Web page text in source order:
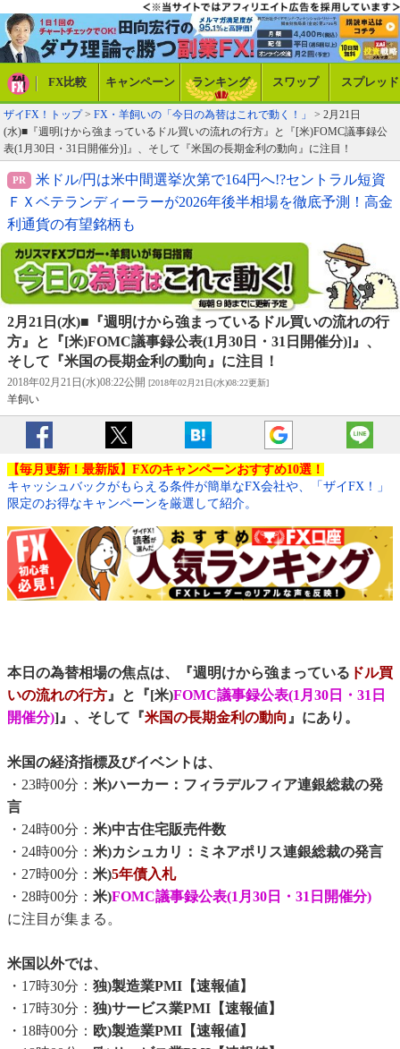
FX比較 キャンペーン ランキング スワップ スプレッド
ザイFX！トップ> FX・羊飼いの「今日の為替はこれで動く！」
> 2月21日
(水)■『週明けから強まっているドル買いの流れの行方』と『[米)FOMC議事録公
表(1月30日・31日開催分)]』、そして『米国の長期金利の動向』に注目！
米ドル/円は米中間選挙次第で164円へ!?セントラル短資
ＦＸベテランディーラーが2026年後半相場を徹底予測！高金
利通貨の有望銘柄も
2月21日(水)■『週明けから強まっているドル買いの流れの行
方』と『[米)FOMC議事録公表(1月30日・31日開催分)]』、
そして『米国の長期金利の動向』に注目！
2018年02月21日(水)08:22公開 [2018年02月21日(水)08:22更新]
羊飼い
【毎月更新！最新版】FXのキャンペーンおすすめ10選！
キャッシュバックがもらえる条件が簡単なFX会社や、「ザイFX！」
限定のお得なキャンペーンを厳選して紹介。
本日の為替相場の焦点は、『週明けから強まっている ドル買
いの流れの行方』と『[米)FOMC議事録公表(1月30日・31日
開催分)]』、そして『米国の長期金利の動向』にあり。
米国の経済指標及びイベントは、
・23時00分： 米)ハーカー：フィラデルフィア連銀総裁の発
言
・24時00分： 米)中古住宅販売件数
・24時00分： 米)カシュカリ：ミネアポリス連銀総裁の発言
・27時00分： 米)5年債入札
・28時00分： 米)FOMC議事録公表(1月30日・31日開催分)
に注目が集まる。
米国以外では、
・17時30分： 独)製造業PMI【速報値】
・17時30分： 独)サービス業PMI【速報値】
・18時00分： 欧)製造業PMI【速報値】